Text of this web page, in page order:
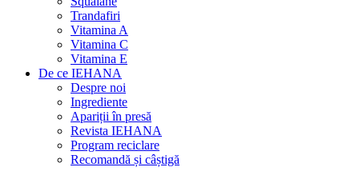
Trandafiri
Vitamina A
Vitamina C
Vitamina E
De ce IEHANA
Despre noi
Ingrediente
Apariții în presă
Revista IEHANA
Program reciclare
Recomandă și câștigă